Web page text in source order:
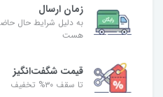
زمان ارسال
هست
قیمت شگفت‌انگیز
تا سقف ۳۰% تخفیف